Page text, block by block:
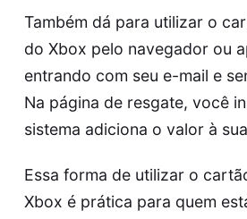
Também dá para utilizar o
do Xbox pelo navegador ou
entrando com seu e-mail e
Na página de resgate, você
sistema adiciona o valor à
Essa forma de utilizar o
Xbox é prática para quem